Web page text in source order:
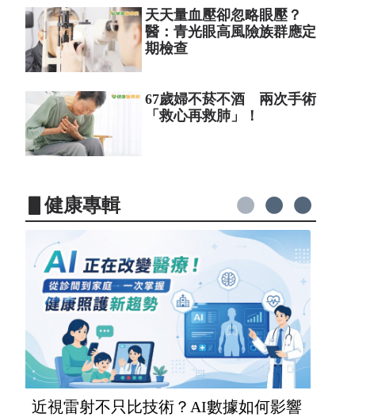
天天量血壓卻忽略眼壓？
醫：青光眼高風險族群應定
期檢查
67歲婦不菸不酒 兩次手術
「救心再救肺」！
▋健康專輯
近視雷射不只比技術？AI數據如何影響